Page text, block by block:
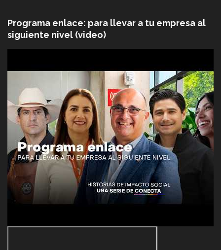
Programa enlace: para llevar a tu empresa al
siguiente nivel (video)